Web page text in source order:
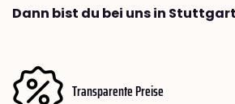
Dann bist du bei uns in
Transparente Preise